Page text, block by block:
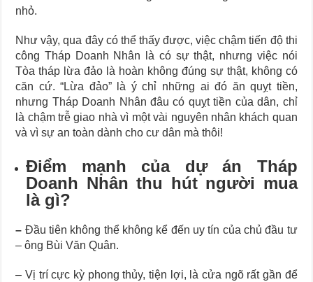
nhỏ.
Như vậy, qua đây có thể thấy được, việc chậm tiến độ thi
công Tháp Doanh Nhân là có sự thật, nhưng việc nói
Tòa tháp lừa đảo là hoàn không đúng sự thật, không có
căn cứ. “Lừa đảo” là ý chỉ những ai đó ăn quỵt tiền,
nhưng Tháp Doanh Nhân đâu có quỵt tiền của dân, chỉ
là chậm trễ giao nhà vì một vài nguyên nhân khách quan
và vì sự an toàn dành cho cư dân mà thôi!
Điểm mạnh của dự án Tháp
Doanh Nhân thu hút người mua
là gì?
– Đầu tiên không thể không kể đến uy tín của chủ đầu tư
– ông Bùi Văn Quân.
– Vị trí cực kỳ phong thủy, tiện lợi, là cửa ngõ rất gần để